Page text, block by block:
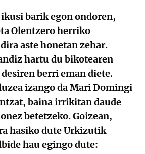
barik egon ondoren,
Olentzero herriko
aste honetan zehar.
hartu du bikotearen
berri eman diete.
izango da Mari Domingi
baina irrikitan daude
betetzeko. Goizean,
hasiko dute Urkizutik
hau egingo dute: